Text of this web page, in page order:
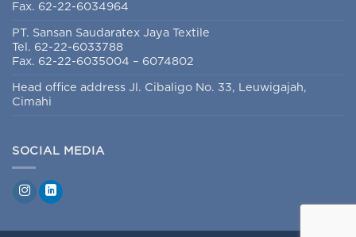
Fax. 62-22-6034964
PT. Sansan Saudaratex Jaya Textile
Tel. 62-22-6033788
Fax. 62-22-6035004 – 6074802
Head office address Jl. Cibaligo No. 33, Leuwigajah,
Cimahi
SOCIAL MEDIA